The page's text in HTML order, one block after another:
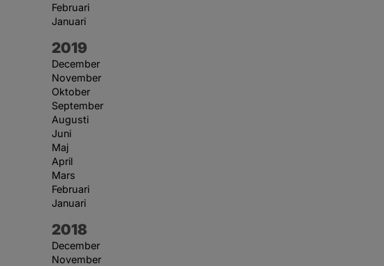
Februari
Januari
År:
2019
December
November
Oktober
September
Augusti
Juni
Maj
April
Mars
Februari
Januari
År:
2018
December
November